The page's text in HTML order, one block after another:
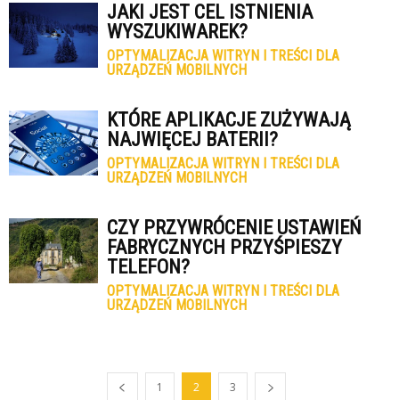
JAKI JEST CEL ISTNIENIA
WYSZUKIWAREK?
OPTYMALIZACJA WITRYN I TREŚCI DLA
URZĄDZEŃ MOBILNYCH
KTÓRE APLIKACJE ZUŻYWAJĄ
NAJWIĘCEJ BATERII?
OPTYMALIZACJA WITRYN I TREŚCI DLA
URZĄDZEŃ MOBILNYCH
CZY PRZYWRÓCENIE USTAWIEŃ
FABRYCZNYCH PRZYŚPIESZY
TELEFON?
OPTYMALIZACJA WITRYN I TREŚCI DLA
URZĄDZEŃ MOBILNYCH
1 2 3